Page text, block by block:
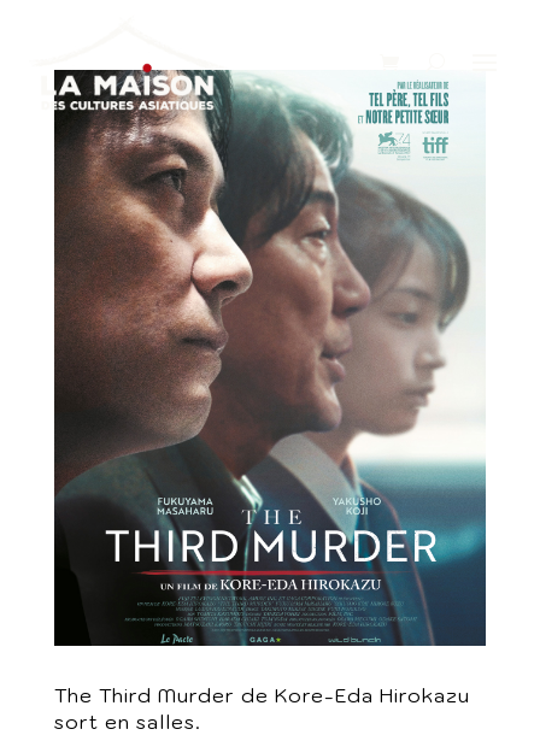
The Third Murder de Kore-Eda Hirokazu
sort en salles.